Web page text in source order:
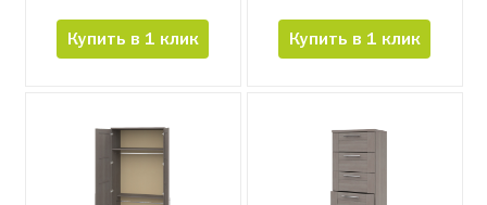
Купить в 1 клик Купить в 1 клик